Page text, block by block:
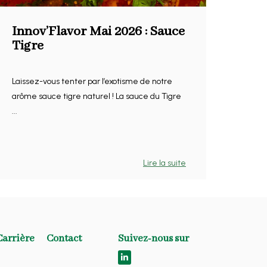
Innov’Flavor Mai 2026 : Sauce
Tigre
Laissez-vous tenter par l’exotisme de notre
arôme sauce tigre naturel ! La sauce du Tigre
...
Lire la suite
Contact Suivez-nous sur